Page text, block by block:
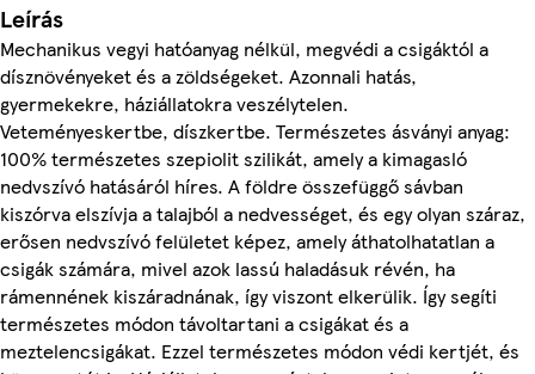
Leírás
Mechanikus vegyi hatóanyag nélkül, megvédi a csigáktól a
dísznövényeket és a zöldségeket. Azonnali hatás,
gyermekekre, háziállatokra veszélytelen.
Veteményeskertbe, díszkertbe. Természetes ásványi anyag:
100% természetes szepiolit szilikát, amely a kimagasló
nedvszívó hatásáról híres. A földre összefüggő sávban
kiszórva elszívja a talajból a nedvességet, és egy olyan száraz,
erősen nedvszívó felületet képez, amely áthatolhatatlan a
csigák számára, mivel azok lassú haladásuk révén, ha
rámennének kiszáradnának, így viszont elkerülik. Így segíti
természetes módon távoltartani a csigákat és a
meztelencsigákat. Ezzel természetes módon védi kertjét, és